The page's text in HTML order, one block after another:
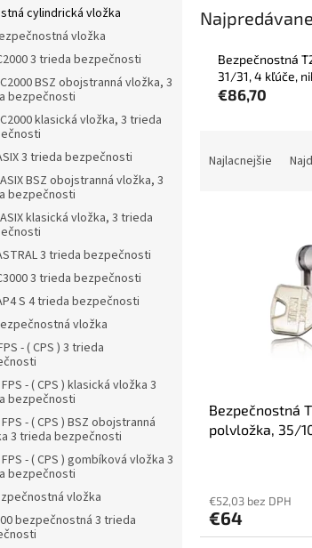
cylindrická vložka
vložka
3 trieda bezpečnosti
BSZ obojstranná vložka, 3
bezpečnosti
klasická vložka, 3 trieda
3 trieda bezpečnosti
BSZ obojstranná vložka, 3
bezpečnosti
klasická vložka, 3 trieda
3 trieda bezpečnosti
3 trieda bezpečnosti
S 4 trieda bezpečnosti
vložka
- ( CPS ) 3 trieda
FPS - ( CPS ) klasická vložka 3
bezpečnosti
FPS - ( CPS ) BSZ obojstranná
3 trieda bezpečnosti
FPS - ( CPS ) gombíková vložka 3
bezpečnosti
vložka
bezpečnostná 3 trieda
Bezpečnostná
31/31, 4 kľúče,
€86,70
Najlacnejšie
Bezpečnostná
polvložka, 35/
€52,03 bez DPH
€64